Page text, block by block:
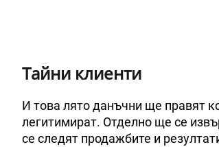
Тайни клиенти
И това лято данъчни ще правят
легитимират. Отделно ще се
се следят продажбите и